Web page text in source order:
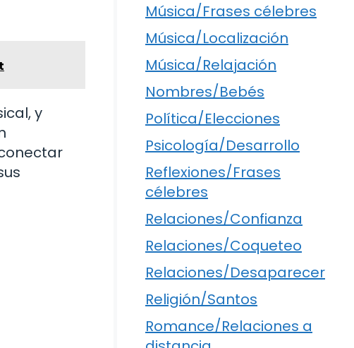
y
Música/Frases célebres
Música/Localización
Música/Relajación
Nombres/Bebés
Política/Elecciones
Psicología/Desarrollo
Reflexiones/Frases
célebres
Relaciones/Confianza
Relaciones/Coqueteo
Relaciones/Desaparecer
Religión/Santos
Romance/Relaciones a